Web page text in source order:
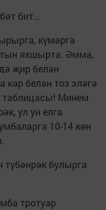
бит…
күмәргә
яхшырта. Әмма,
җир белән
кар белән тоз эләгә
таблицасы! Минем
ул ун елга
10-14 көн
түбәнрәк булыр­га
тротуар